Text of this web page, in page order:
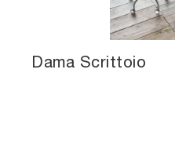
Dama Scrittoio